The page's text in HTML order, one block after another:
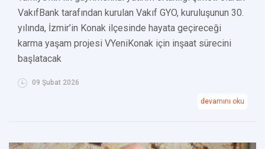
VakıfBank tarafından kurulan Vakıf GYO, kuruluşunun 30.
yılında, İzmir’in Konak ilçesinde hayata geçireceği
karma yaşam projesi VYeniKonak için inşaat sürecini
başlatacak
09 Şubat 2026
devamını oku